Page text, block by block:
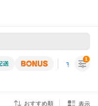
すべての条
1
おすすめ順 表示